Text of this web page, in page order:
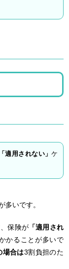
「適用されない」ケ
多いです。
保険が 「適用され
かることが多いで
場合は3割負担のた